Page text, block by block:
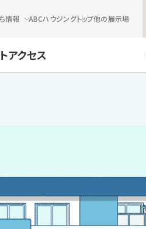
情報 ABCハウジングトップ他の展示場
アクセス